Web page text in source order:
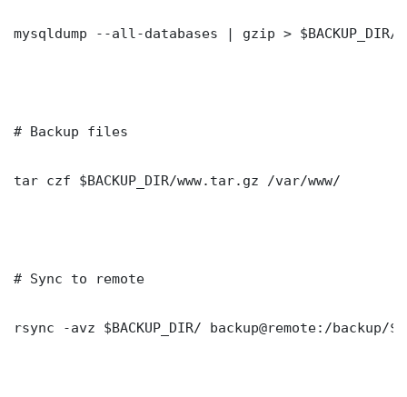
mysqldump --all-databases | gzip >
# Backup files
tar czf $BACKUP_DIR/www.tar.gz /var/www/
# Sync to remote
rsync -avz $BACKUP_DIR/ backup@remote:/backup/